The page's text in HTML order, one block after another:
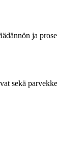
ja
sekä